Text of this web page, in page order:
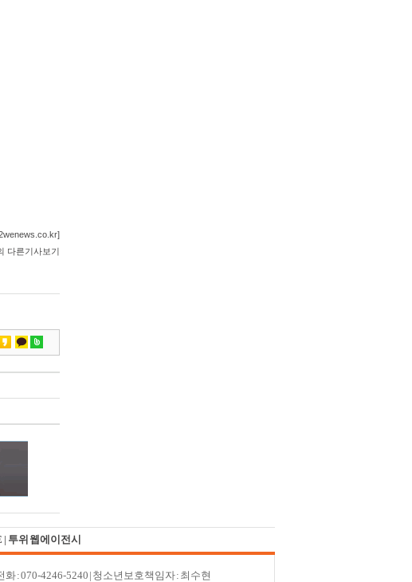
| 투위 웹에이전시
: 070-4246-5240 | 청소년보호책임자 : 최수현